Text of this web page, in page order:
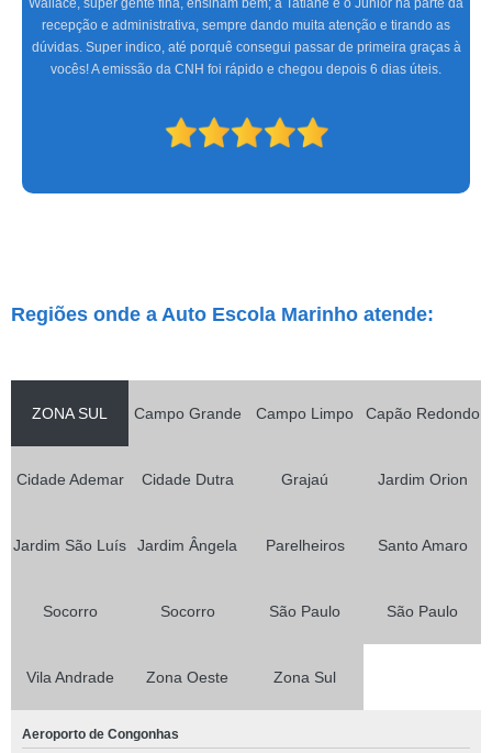
equipe altamente treinada, profissionais de excelente gabarito, foram seis
meses de muita alegria e sucesso do CFC às aulas práticas, só tenho a
agradecer. Espero que os novos condutores tenham a mesma satisfação
que eu.
Regiões onde a Auto Escola Marinho atende:
ZONA SUL Campo Grande Campo Limpo Capão Redondo
Cidade Ademar Cidade Dutra Grajaú Jardim Orion
Jardim São Luís Jardim Ângela Parelheiros Santo Amaro
Socorro Socorro São Paulo São Paulo
Vila Andrade Zona Oeste Zona Sul
Aeroporto de Congonhas